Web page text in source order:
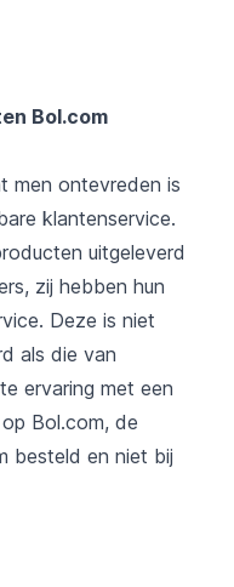
Bol.com
men ontevreden is
klantenservice.
uitgeleverd
zij hebben hun
Deze is niet
als die van
ervaring met een
Bol.com, de
besteld en niet bij